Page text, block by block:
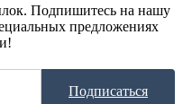
Подпишитесь на нашу
предложениях
Подписаться